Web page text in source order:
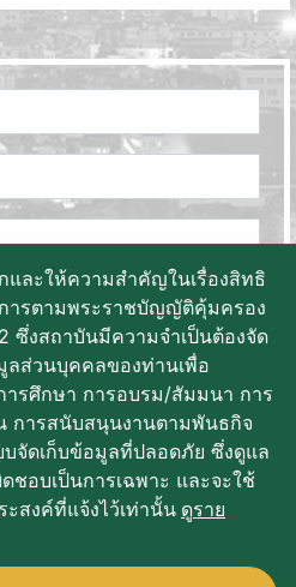
กข้อมูล
และให้ความสำคัญในเรื่องสิทธิ
ารตามพระราชบัญญัติคุ้มครอง
งสถาบันมีความจำเป็นต้องจัด
ลส่วนบุคคลของท่านเพื่อ
ารศึกษา การอบรม/สัมมนา การ
การสนับสนุนงานตามพันธกิจ
จัดเก็บข้อมูลที่ปลอดภัย ซึ่งดูแล
อบเป็นการเฉพาะ และจะใช้
สงค์ที่แจ้งไว้เท่านั้น ดูราย